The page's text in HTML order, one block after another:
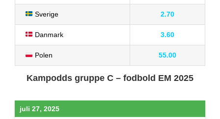
Sverige 2.70
Danmark 3.60
Polen 55.00
Kampodds gruppe C – fodbold EM 2025
juli 27, 2025